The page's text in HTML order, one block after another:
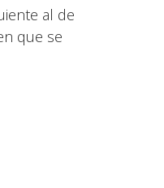
al de
que se